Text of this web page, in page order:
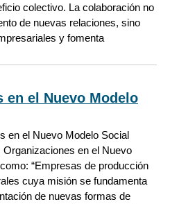
colectivo. La colaboración no
de nuevas relaciones, sino
y fomenta
en el Nuevo Modelo
en el Nuevo Modelo Social
en el Nuevo
“Empresas de producción
cuya misión se fundamenta
de nuevas formas de